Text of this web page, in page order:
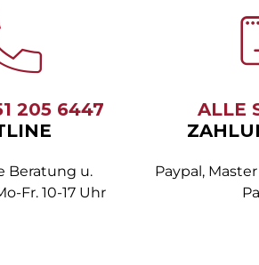
205 6447
Beratung u.
Fr. 10-17 Uhr
ALLE
Paypal,